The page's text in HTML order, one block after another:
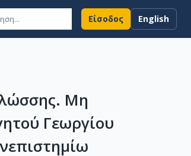
Είσοδος English
Μη
Γεωργίου